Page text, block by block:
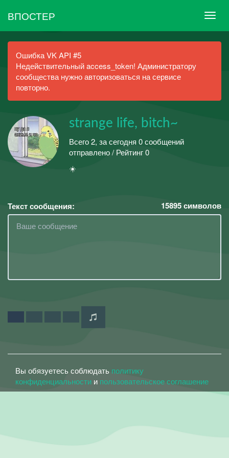
ВПОСТЕР
Ошибка VK API #5
Недействительный access_token! Администратору
сообщества нужно авторизоваться на сервисе
повторно.
strange life, bitch~
Всего 2, за сегодня 0 сообщений
отправлено / Рейтинг 0
☀️
Текст сообщения: 15895символов
Вы обязуетесь соблюдать политику
конфиденциальности и пользовательское соглашение